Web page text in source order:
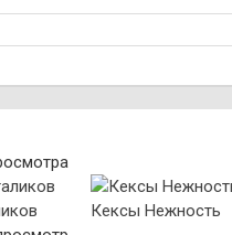
Кексы Нежность